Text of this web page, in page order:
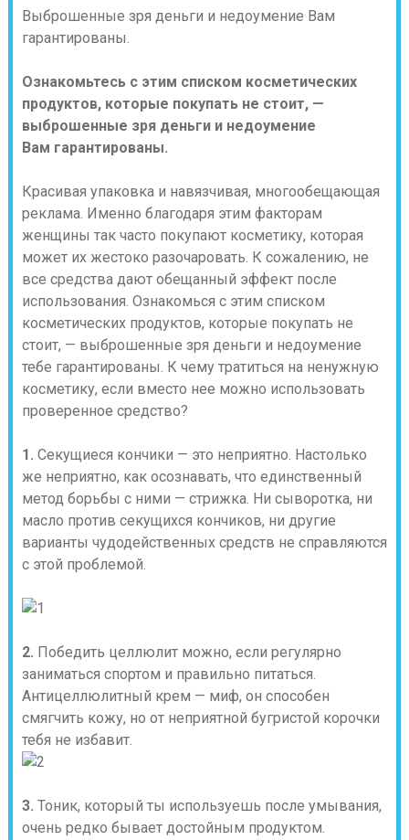
Выброшенные зря деньги и недоумение Вам
гарантированы.
Ознакомьтесь с этим списком косметических
продуктов, которые покупать не стоит, —
выброшенные зря деньги и недоумение
Вам гарантированы.
Красивая упаковка и навязчивая, многообещающая
реклама. Именно благодаря этим факторам
женщины так часто покупают косметику, которая
может их жестоко разочаровать. К сожалению, не
все средства дают обещанный эффект после
использования. Ознакомься с этим списком
косметических продуктов, которые покупать не
стоит, — выброшенные зря деньги и недоумение
тебе гарантированы. К чему тратиться на ненужную
косметику, если вместо нее можно использовать
проверенное средство?
1. Секущиеся кончики — это неприятно. Настолько
же неприятно, как осознавать, что единственный
метод борьбы с ними — стрижка. Ни сыворотка, ни
масло против секущихся кончиков, ни другие
варианты чудодейственных средств не справляются
с этой проблемой.
2. Победить целлюлит можно, если регулярно
заниматься спортом и правильно питаться.
Антицеллюлитный крем — миф, он способен
смягчить кожу, но от неприятной бугристой корочки
тебя не избавит.
3. Тоник, который ты используешь после умывания,
очень редко бывает достойным продуктом.